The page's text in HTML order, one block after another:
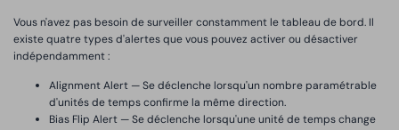
Vous n'avez pas besoin de surveiller constamment le tableau de bord. Il
existe quatre types d'alertes que vous pouvez activer ou désactiver
indépendamment :
Alignment Alert — Se déclenche lorsqu'un nombre paramétrable
d'unités de temps confirme la même direction.
Bias Flip Alert — Se déclenche lorsqu'une unité de temps change